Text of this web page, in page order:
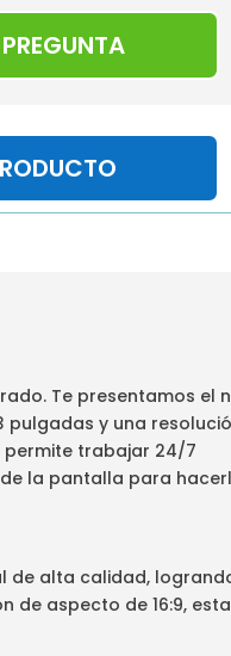
Te presentamos el
pulgadas y una
permite trabajar 24/7
la pantalla para
de alta calidad,
de aspecto de 16:9,